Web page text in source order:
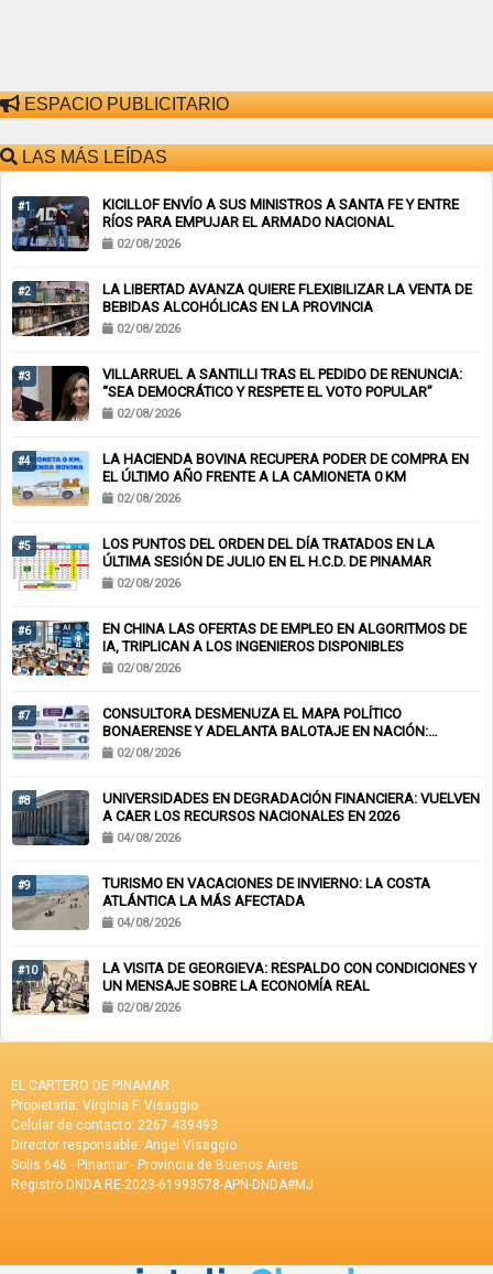
ESPACIO PUBLICITARIO
LAS MÁS LEÍDAS
#1
KICILLOF ENVÍO A SUS MINISTROS A SANTA FE Y ENTRE
RÍOS PARA EMPUJAR EL ARMADO NACIONAL
02/08/2026
#2
LA LIBERTAD AVANZA QUIERE FLEXIBILIZAR LA VENTA DE
BEBIDAS ALCOHÓLICAS EN LA PROVINCIA
02/08/2026
#3
VILLARRUEL A SANTILLI TRAS EL PEDIDO DE RENUNCIA:
“SEA DEMOCRÁTICO Y RESPETE EL VOTO POPULAR”
02/08/2026
#4
LA HACIENDA BOVINA RECUPERA PODER DE COMPRA EN
EL ÚLTIMO AÑO FRENTE A LA CAMIONETA 0 KM
02/08/2026
#5
LOS PUNTOS DEL ORDEN DEL DÍA TRATADOS EN LA
ÚLTIMA SESIÓN DE JULIO EN EL H.C.D. DE PINAMAR
02/08/2026
#6
EN CHINA LAS OFERTAS DE EMPLEO EN ALGORITMOS DE
IA, TRIPLICAN A LOS INGENIEROS DISPONIBLES
02/08/2026
#7
CONSULTORA DESMENUZA EL MAPA POLÍTICO
BONAERENSE Y ADELANTA BALOTAJE EN NACIÓN:
KICILLOF-MILEI
02/08/2026
#8
UNIVERSIDADES EN DEGRADACIÓN FINANCIERA: VUELVEN
A CAER LOS RECURSOS NACIONALES EN 2026
04/08/2026
#9
TURISMO EN VACACIONES DE INVIERNO: LA COSTA
ATLÁNTICA LA MÁS AFECTADA
04/08/2026
#10
LA VISITA DE GEORGIEVA: RESPALDO CON CONDICIONES Y
UN MENSAJE SOBRE LA ECONOMÍA REAL
02/08/2026
EL CARTERO DE PINAMAR
Propietaria: Virginia F. Visaggio
Celular de contacto: 2267 439493
Director responsable: Angel Visaggio
Solis 646 - Pinamar - Provincia de Buenos Aires
Registro DNDA RE-2023-61993578-APN-DNDA#MJ